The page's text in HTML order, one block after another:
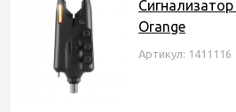
Orange
Артикул: 1411116